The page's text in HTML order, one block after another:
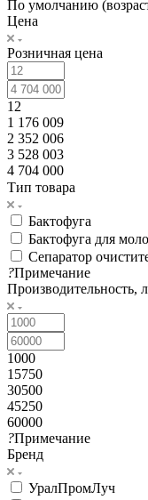
По умолчанию
Цена
Розничная цена
12
1 176 009
2 352 006
3 528 003
4 704 000
Тип товара
Бактофуга
Бактофуга для
Сепаратор
?Примечание
Производительность,
1000
15750
30500
45250
60000
?Примечание
Бренд
УралПромЛуч